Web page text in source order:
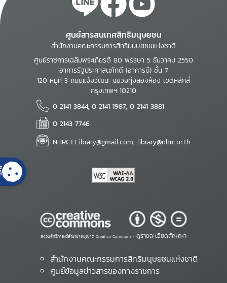
ศูนย์สารสนเทศสิทธิมนุษยชน
สำนักงานคณะกรรมการสิทธิมนุษยชนแห่งชาติ
ศูนย์ราชการเฉลิมพระเกียรติ 80 พรรษา 5 ธันวาคม 2550
อาคารรัฐประศาสนภักดี (อาคารบี) ชั้น 7
120 หมู่ที่ 3 ถนนแจ้งวัฒนะ แขวงทุ่งสองห้อง เขตหลักสี่
กรุงเทพฯ 10210
0 2141 3844, 0 2141 1987, 0 2141 3881
0 2143 7746
NHRCT.Library@gmail.com; library@nhrc.or.th
สงวนสิทธิ์ภายใต้สัญญาอนุญาต Creative Commons • ดูรายละเอียดสัญญา
สำนักงานคณะกรรมการสิทธิมนุษยชนแห่งชาติ
ศูนย์ข้อมูลข่าวสารของทางราชการ